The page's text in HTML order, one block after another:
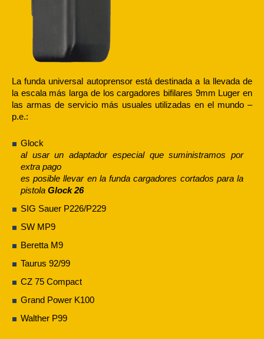
La funda universal autoprensor está destinada a la llevada de
la escala más larga de los cargadores bifilares 9mm Luger en
las armas de servicio más usuales utilizadas en el mundo –
p.e.:
Glock
al usar un adaptador especial que suministramos por
extra pago
es posible llevar en la funda cargadores cortados para la
pistola Glock 26
SIG Sauer P226/P229
SW MP9
Beretta M9
Taurus 92/99
CZ 75 Compact
Grand Power K100
Walther P99